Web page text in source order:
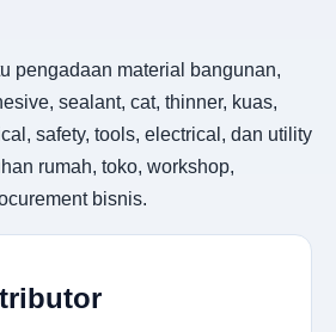
pengadaan material bangunan,
sealant, cat, thinner, kuas,
safety, tools, electrical, dan utility
rumah, toko, workshop,
bisnis.